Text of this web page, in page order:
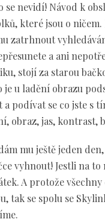
se nevidí! Návod k
které jsou o ničem.
zatrhnout
a ani
stojí za starou
je u ladění obrazu
a podívat se co jste s
obraz, jas,
mu ještě jeden
vyhnout! Jestli na
A protože
tak se spolu se